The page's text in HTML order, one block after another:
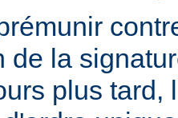
de la
plus tard,